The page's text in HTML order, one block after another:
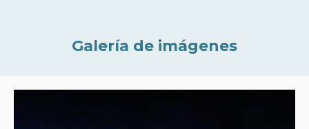
Galería de imágenes